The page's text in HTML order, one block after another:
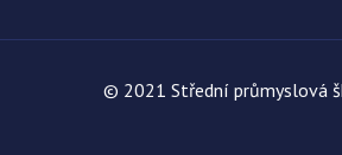
© 2021 Střední průmyslová